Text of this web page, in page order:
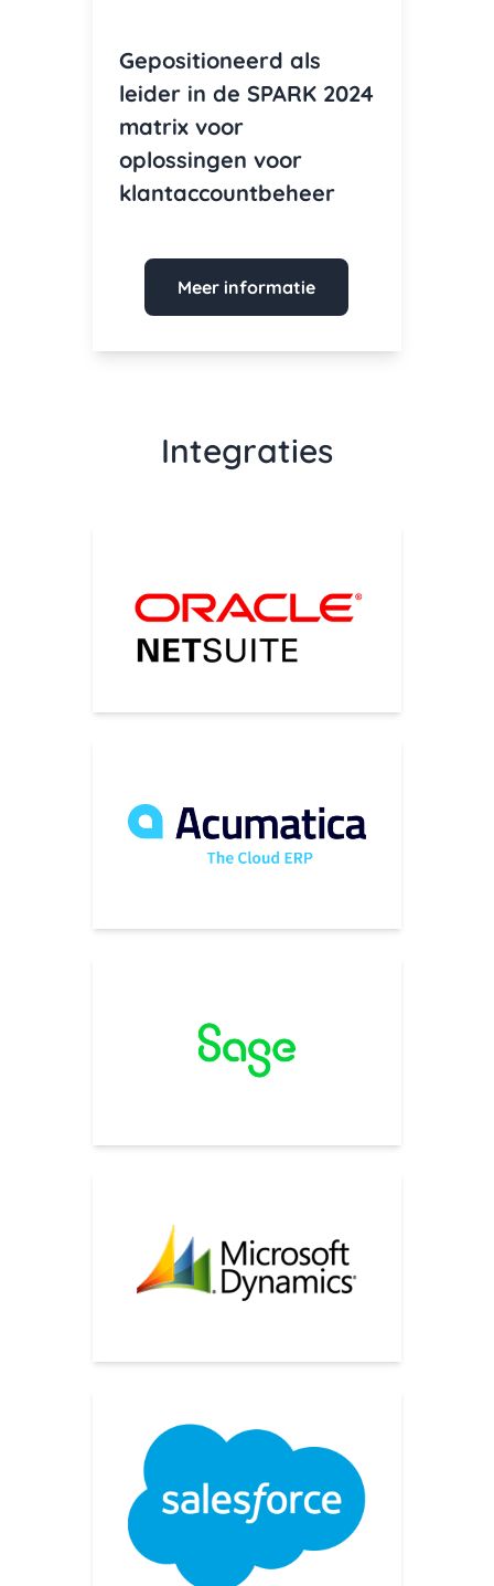
Gepositioneerd als
leider in de SPARK 2024
matrix voor
oplossingen voor
klantaccountbeheer
Meer informatie
Integraties